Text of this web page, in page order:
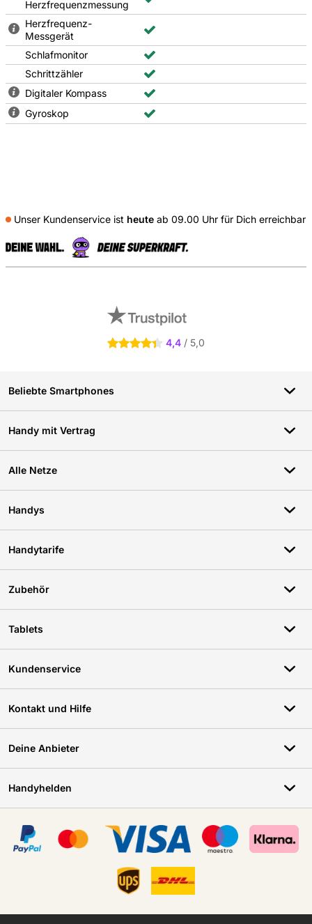
Herzfrequenzmessung
Herzfrequenz-
Messgerät
Schlafmonitor
Schrittzähler
Digitaler Kompass
Gyroskop
Unser Kundenservice ist heute ab 09.00 Uhr für Dich erreichbar
4.4 Sterne 4,4 / 5,0
Beliebte Smartphones
Handy mit Vertrag
Alle Netze
Handys
Handytarife
Zubehör
Tablets
Kundenservice
Kontakt und Hilfe
Deine Anbieter
Handyhelden